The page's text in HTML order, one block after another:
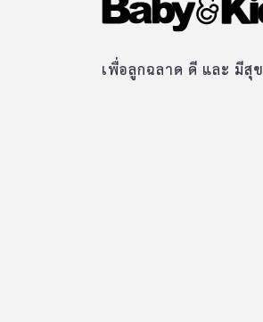
เพื่อลูกฉลาด ดี และ มีสุข